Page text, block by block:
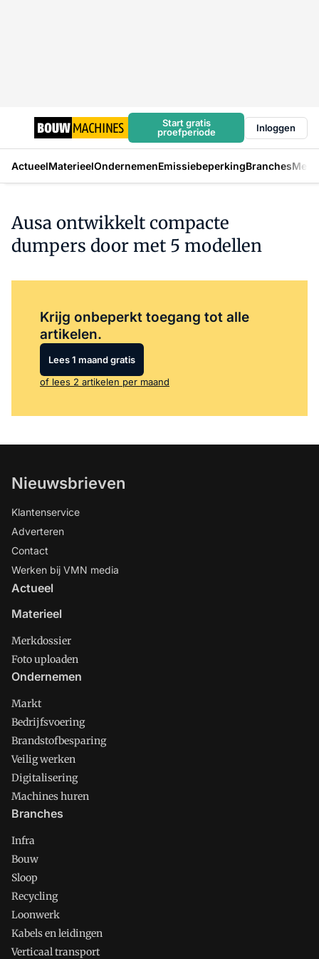
Start gratis
proefperiode
Inloggen
ActueelMaterieelOndernemenEmissiebeperkingBranches
Ausa ontwikkelt compacte
dumpers door met 5 modellen
Krijg onbeperkt toegang tot alle
artikelen.
Lees 1 maand gratis
of lees 2 artikelen per maand
Nieuwsbrieven
Klantenservice
Adverteren
Contact
Werken bij VMN media
Actueel
Materieel
Merkdossier
Foto uploaden
Ondernemen
Markt
Bedrijfsvoering
Brandstofbesparing
Veilig werken
Digitalisering
Machines huren
Branches
Infra
Bouw
Sloop
Recycling
Loonwerk
Kabels en leidingen
Verticaal transport